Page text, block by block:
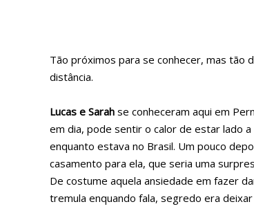
Tão próximos para se conhecer, mas tão
distância.
Lucas e Sarah se conheceram aqui em
em dia, pode sentir o calor de estar lado
enquanto estava no Brasil. Um pouco
casamento para ela, que seria uma
De costume aquela ansiedade em fazer
tremula enquando fala, segredo era